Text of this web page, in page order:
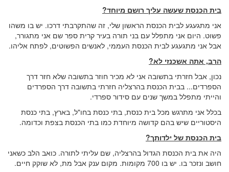
בית הכנסת שעשה עליך רושם מיוחד?
אני מתגעגע לבית הכנסת הראשון שלי, זה שהתקרבתי דרכו. יש בו משהו
פשוט. היום אני מתפלל עם בני תורה בעיר קרית ספר שם אני מתגורר,
אבל אני מתגעגע לבית הכנסת העממי, לאנשים הפשוטים, לפתח אליהו.
הרב, אתה אשכנזי לא?
נכון, אבל חזרתי בתשובה אני לא מכיר חוזר בתשובה שלא חזר דרך
הספרדים... בבית הכנסת בהרצליה חזרתי בתשובה דרך הספרדים
והייתי מתפלל במשך שנים עם סידור ספרדי.
בכלל אני מתרגש מכל בית כנסת, בתי כנסת בחו"ל, בארץ, בתי כנסת
היסטוריים שיש בהם קדושה מיוחדת כמו בתי הכנסת בצפת וכדומה.
בית הכנסת של ילדותך?
היה את בית הכנסת הגדול בהרצליה, שם עליתי לתורה. כואב הלב כשאני
חושב ונזכר בו. יש בו 700 מקומות. מקום ענק אבל מת, לא שוקק חיים.